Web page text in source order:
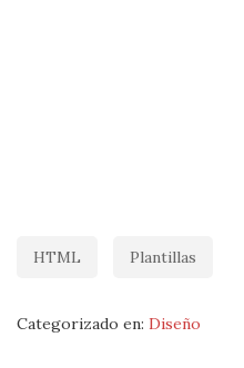
HTML Plantillas
Categorizado en: Diseño